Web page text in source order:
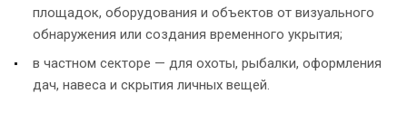
площадок, оборудования и объектов от визуального
обнаружения или создания временного укрытия;
в частном секторе — для охоты, рыбалки, оформления
дач, навеса и скрытия личных вещей.